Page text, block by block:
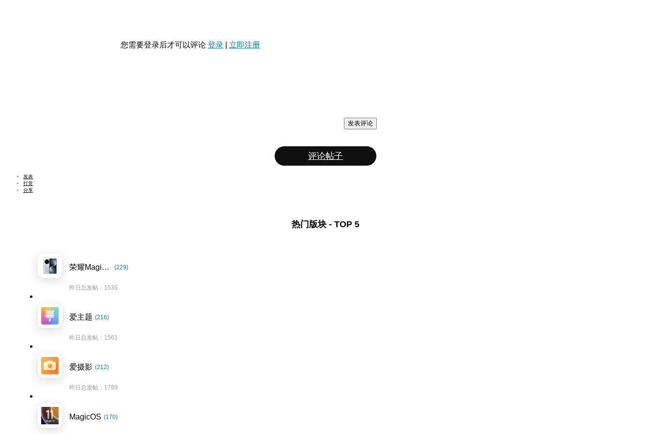
您需要登录后才可以评论 登录 立即注册
发表评论
评论帖子
发表
打赏
分享
热门版块 - TOP 5
荣耀Magic7系列 (229)
昨日总发帖：1535
爱主题 (216)
昨日总发帖：1561
爱摄影 (212)
昨日总发帖：1789
MagicOS (170)